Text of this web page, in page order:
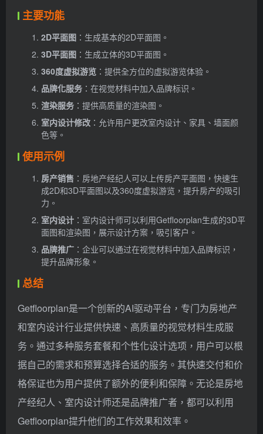
主要功能
2D平面图 ：生成基本的2D平面图。
3D平面图 ：生成立体的3D平面图。
360度虚拟游览 ：提供全方位的虚拟游览体验。
品牌化服务 ：在视觉材料中加入品牌标识。
渲染服务 ：提供高质量的渲染图。
室内设计修改 ：允许用户更改室内设计、家具、墙面颜
色等。
使用示例
房产销售 ：房地产经纪人可以上传房产平面图，快速生
成2D和3D平面图以及360度虚拟游览，提升房产的吸引
力。
室内设计 ：室内设计师可以利用Getfloorplan生成的3D平
面图和渲染图，展示设计方案，吸引客户。
品牌推广 ：企业可以通过在视觉材料中加入品牌标识，
提升品牌形象。
总结
Getfloorplan是一个创新的AI驱动平台，专门为房地产
和室内设计行业提供快速、高质量的视觉材料生成服
务。通过多种服务套餐和个性化设计选项，用户可以根
据自己的需求和预算选择合适的服务。其快速交付和价
格保证也为用户提供了额外的便利和保障。无论是房地
产经纪人、室内设计师还是品牌推广者，都可以利用
Getfloorplan提升他们的工作效果和效率。